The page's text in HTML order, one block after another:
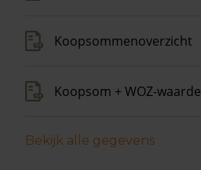
Koopsommenoverzicht
Koopsom + WOZ-waarde
Bekijk alle gegevens